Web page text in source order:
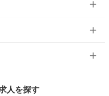
人を探す